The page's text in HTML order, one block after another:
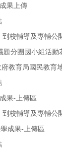
果上傳
校輔導及專輔公
題分團國小組活動
教育局國民教育
果-上傳區
校輔導及專輔公
成果-上傳區